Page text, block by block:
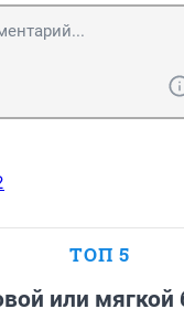
ТОП 5
или мягкой